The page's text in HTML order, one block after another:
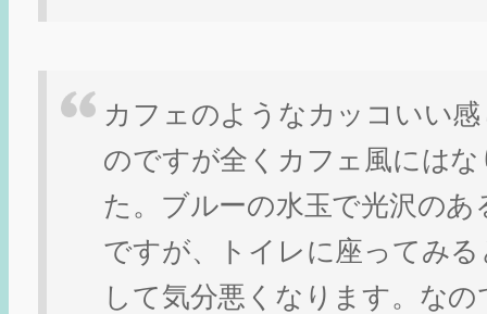
カフェのようなカッコいい
のですが全くカフェ風には
た。ブルーの水玉で光沢のあ
ですが、トイレに座ってみ
して気分悪くなります。な